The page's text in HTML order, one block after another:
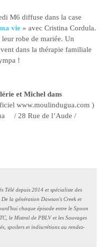
M6 diffuse dans la case
vie » avec Cristina Cordula.
robe de mariée. Un
dans la thérapie familiale
!
et Michel dans
www.moulindugua.com )
/ 28 Rue de l’Aude /
Télé depuis 2014 et spécialiste des
la génération Dawson's Creek et
chaque épisode entre le Spoon
le Mistral de PBLV et les Sauvages
spoilers et indiscrétions au rendez-